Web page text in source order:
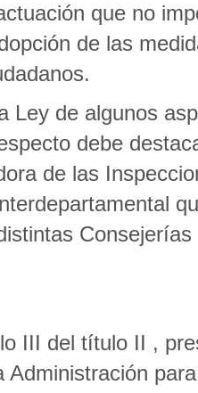
que no
de las
Ley de algunos
debe
de las
III del título II ,
Administración